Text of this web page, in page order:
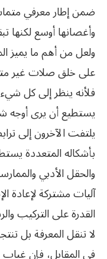
ضمن إطار معرفي
وأغصانها أوسع
ولعل من أهم ما يميز
على خلق صلات غير
فلأنه ينظر إلى كل
يستطيع أن يرى أوجه
يلتفت الآخرون إلى
بأشكاله المتعددة
والحقل الأدبي
آليات مشتركة لإعادة
القدرة على التركيب
لا تنقل المعرفة بل
في المقابل، فإن غياب